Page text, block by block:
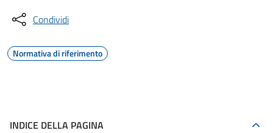
Condividi
Normativa di riferimento
INDICE DELLA PAGINA